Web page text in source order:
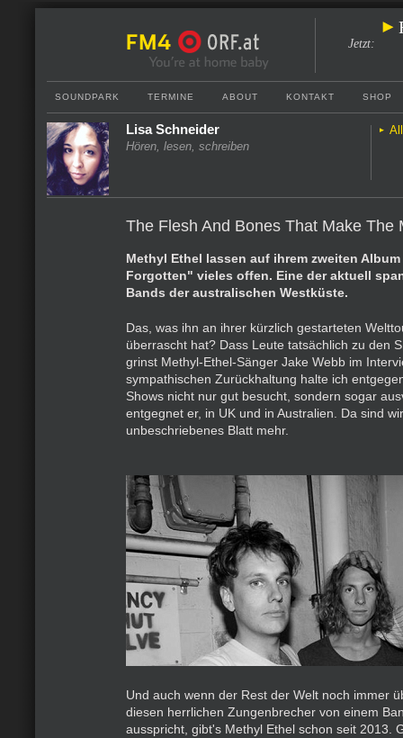
Jetzt:
SOUNDPARK TERMINE ABOUT KONTAKT SHOP
Lisa Schneider
Hören, lesen, schreiben
The Flesh And Bones That Make The
Methyl Ethel lassen auf ihrem zweiten
Forgotten" vieles offen. Eine der aktuell
Bands der australischen Westküste.
Das, was ihn an ihrer kürzlich gestarteten
überrascht hat? Dass Leute tatsächlich zu den
grinst Methyl-Ethel-Sänger Jake Webb im
sympathischen Zurückhaltung halte ich
Shows nicht nur gut besucht, sondern sogar
entgegnet er, in UK und in Australien. Da sind
unbeschriebenes Blatt mehr.
Und auch wenn der Rest der Welt noch immer
diesen herrlichen Zungenbrecher von einem
ausspricht, gibt's Methyl Ethel schon seit 2013.